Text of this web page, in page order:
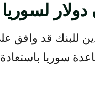
للبنك قد وافق
سوريا